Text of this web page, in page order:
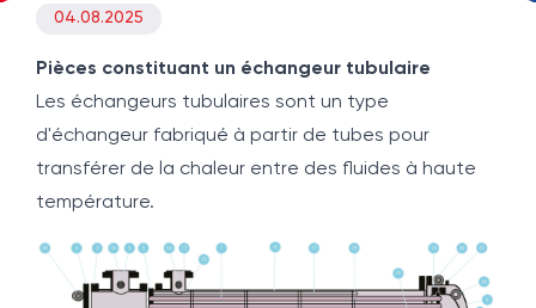
04.08.2025
Pièces constituant un échangeur tubulaire
Les échangeurs tubulaires sont un type
d'échangeur fabriqué à partir de tubes pour
transférer de la chaleur entre des fluides à haute
température.